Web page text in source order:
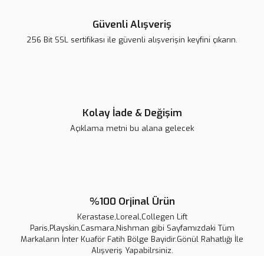
Güvenli Alışveriş
256 Bit SSL sertifikası ile güvenli alışverişin keyfini çıkarın.
Kolay İade & Değişim
Açıklama metni bu alana gelecek
%100 Orjinal Ürün
Kerastase,Loreal,Collegen Lift
Paris,Playskin,Casmara,Nishman gibi Sayfamızdaki Tüm
Markaların İnter Kuaför Fatih Bölge Bayidir.Gönül Rahatlığı İle
Alışveriş Yapabilrsiniz.